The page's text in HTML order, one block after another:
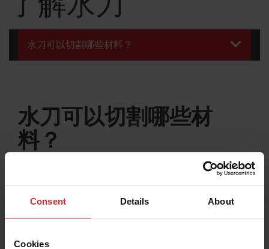
Consent Details About
Cookies
购买水刀
OMAX 创新
了解水刀
水刀可以切割哪些材料？
水刀可以切割哪些材
料？
金属 天然材料 复合材料 塑